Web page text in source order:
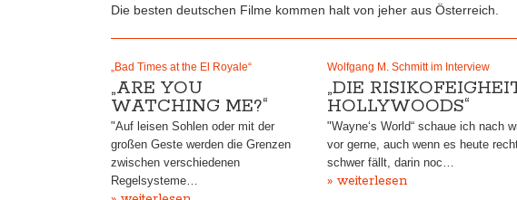
Die besten deutschen Filme kommen halt von jeher aus Österreich.
„Bad Times at the El Royale“
„ARE YOU
WATCHING ME?“
"Auf leisen Sohlen oder mit der
großen Geste werden die Grenzen
zwischen verschiedenen
Regelsysteme…
Wolfgang M. Schmitt im Interview
„DIE
HOLLYWOODS“
"Wayne‘s World“ schaue ich nach
vor gerne, auch wenn es heute
schwer fällt, darin noc…
» weiterlesen